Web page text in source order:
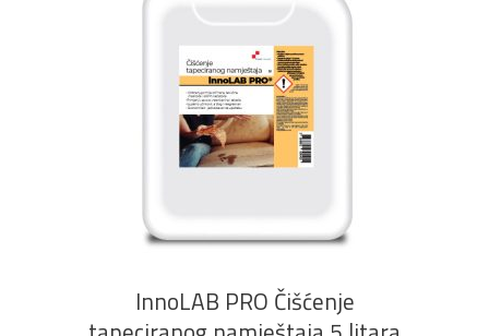
InnoLAB PRO Čišćenje